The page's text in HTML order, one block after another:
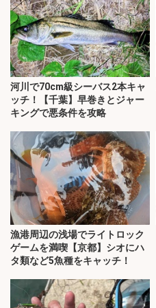
河川で70cm級シーバス2本キャ
ッチ！【千葉】早巻きとジャー
キングで悪条件を攻略
漁港周辺の浅場でライトロック
ゲームを満喫【京都】シオにハ
タ類など5魚種をキャッチ！